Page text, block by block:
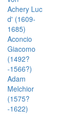
Achery Luc
d' (1609-
1685)
Aconcio
Giacomo
(1492?
-1566?)
Adam
Melchior
(1575?
-1622)